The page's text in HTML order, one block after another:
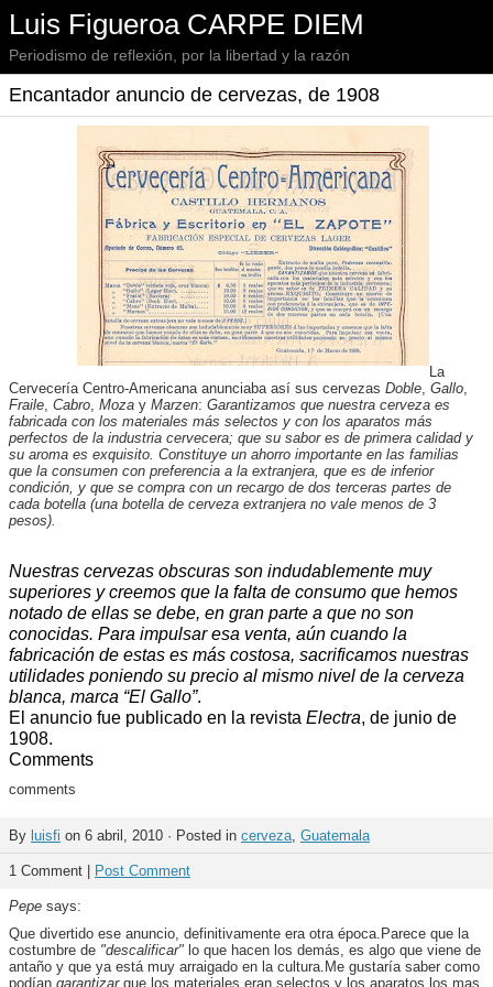
Luis Figueroa CARPE DIEM
Periodismo de reflexión, por la libertad y la razón
Encantador anuncio de cervezas, de 1908
La
Cervecería Centro-Americana anunciaba así sus cervezas Doble, Gallo,
Fraile, Cabro, Moza y Marzen: Garantizamos que nuestra cerveza es
fabricada con los materiales más selectos y con los aparatos más
perfectos de la industria cervecera; que su sabor es de primera calidad y
su aroma es exquisito. Constituye un ahorro importante en las familias
que la consumen con preferencia a la extranjera, que es de inferior
condición, y que se compra con un recargo de dos terceras partes de
cada botella (una botella de cerveza extranjera no vale menos de 3
pesos).
Nuestras cervezas obscuras son indudablemente muy
superiores y creemos que la falta de consumo que hemos
notado de ellas se debe, en gran parte a que no son
conocidas. Para impulsar esa venta, aún cuando la
fabricación de estas es más costosa, sacrificamos nuestras
utilidades poniendo su precio al mismo nivel de la cerveza
blanca, marca “El Gallo”.
El anuncio fue publicado en la revista Electra, de junio de
1908.
Comments
comments
By luisfi on 6 abril, 2010 · Posted in cerveza, Guatemala
1 Comment | Post Comment
Pepe says:
Que divertido ese anuncio, definitivamente era otra época.Parece que la
costumbre de "descalificar" lo que hacen los demás, es algo que viene de
antaño y que ya está muy arraigado en la cultura.Me gustaría saber como
podían garantizarque los materiales eran selectos y los aparatos los mas